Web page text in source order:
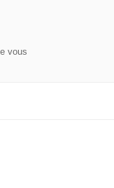
vous